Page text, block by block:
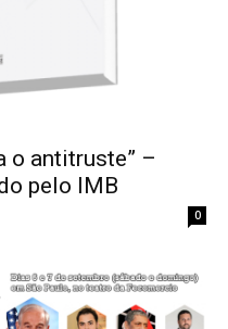
o antitruste” –
pelo IMB
0